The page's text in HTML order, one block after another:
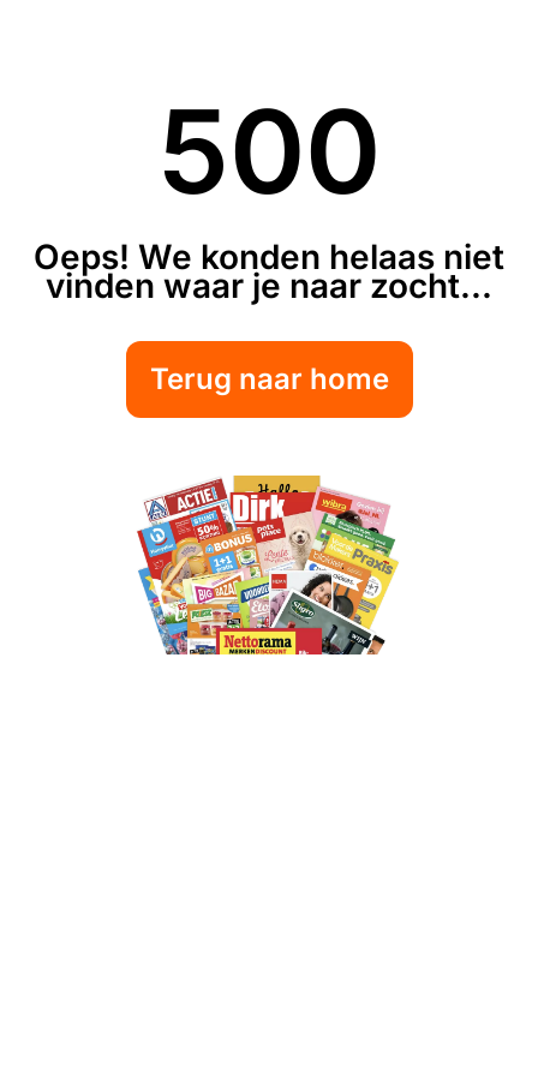
500
Oeps! We konden helaas niet
vinden waar je naar zocht...
Terug naar home